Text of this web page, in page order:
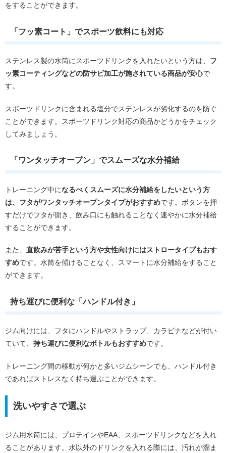
をすることができます。
「フッ素コート」でスポーツ飲料にも対応
ステンレス製の水筒にスポーツドリンクを入れたいという方は、 フ
ッ素コーティングなどの防サビ加工が施されている商品が安心で
す。
スポーツドリンクに含まれる塩分でステンレスが劣化するのを防ぐ
ことができます。スポーツドリンク対応の商品かどうかをチェック
してみましょう。
「ワンタッチオープン」でスムーズな水分補給
トレーニング中になるべくスムーズに水分補給をしたいという方
は、フタがワンタッチオープンタイプがおすすめです。ボタンを押
すだけでフタが開き、飲み口にも触れることなく速やかに水分補給
することができます。
また、 直飲みが苦手という方や女性向けにはストロータイプもおす
すめです。水筒を傾けることなく、スマートに水分補給をすること
ができます。
持ち運びに便利な「ハンドル付き」
ジム向けには、フタにハンドルやストラップ、カラビナなどが付い
ていて、 持ち運びに便利なボトルもおすすめです。
トレーニング間の移動が何かと多いジムシーンでも、ハンドル付き
であればストレスなく持ち運ぶことができます。
洗いやすさで選ぶ
ジム用水筒には、プロテインやEAA、スポーツドリンクなどを入れ
ることがあります。水以外のドリンクを入れる際には、汚れが溜ま